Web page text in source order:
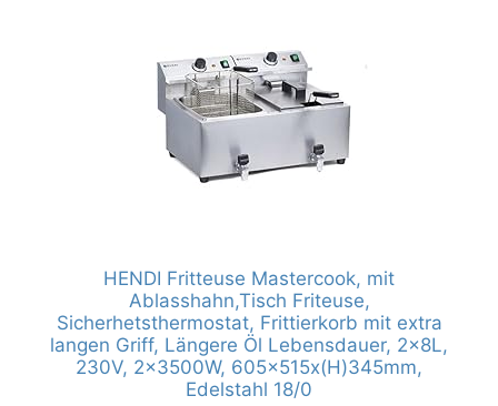
HENDI Fritteuse Mastercook, mit
Ablasshahn,Tisch Friteuse,
Sicherhetsthermostat, Frittierkorb mit extra
langen Griff, Längere Öl Lebensdauer, 2x8L,
230V, 2x3500W, 605x515x(H)345mm,
Edelstahl 18/0